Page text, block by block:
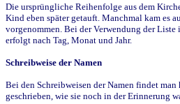
Die ursprüngliche Reihenfolge aus dem
Kind eben später getauft. Manchmal kam es
vorgenommen. Bei der Verwendung der
erfolgt nach Tag, Monat und Jahr.
Schreibweise der Namen
Bei den Schreibweisen der Namen findet
geschrieben, wie sie noch in der Erinnerung